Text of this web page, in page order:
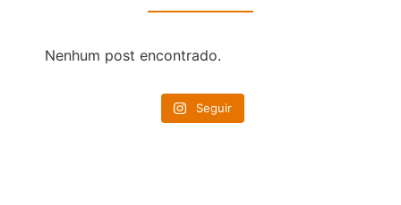
Nenhum post encontrado.
Seguir